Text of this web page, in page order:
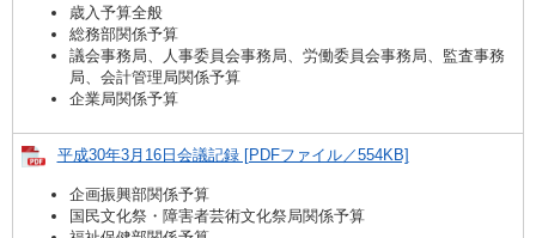
歳入予算全般
総務部関係予算
議会事務局、人事委員会事務局、労働委員会事務局、監査事務
局、会計管理局関係予算
企業局関係予算
平成30年3月16日会議記録 [PDFファイル／554KB]
企画振興部関係予算
国民文化祭・障害者芸術文化祭局関係予算